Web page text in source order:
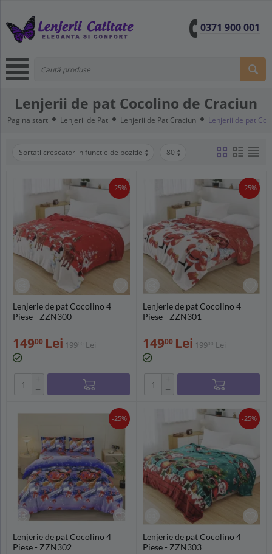
0371 900 001
Lenjerii de pat Cocolino de Craciun
Pagina start Lenjerii de Pat Lenjerii de Pat Craciun Lenjerii de pat
Sortati crescator in functie de pozitie 80
-25%
Lenjerie de pat Cocolino 4
Piese - ZZN300
14900 Lei 19900 Lei
+
−
-25%
Lenjerie de pat Cocolino 4
Piese - ZZN301
14900 Lei 19900 Lei
+
−
-25%
Lenjerie de pat Cocolino 4
Piese - ZZN302
-25%
Lenjerie de pat Cocolino 4
Piese - ZZN303